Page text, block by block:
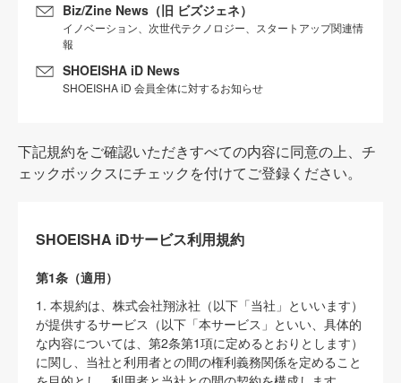
Biz/Zine News（旧 ビズジェネ）
イノベーション、次世代テクノロジー、スタートアップ関連情
報
SHOEISHA iD News
SHOEISHA iD 会員全体に対するお知らせ
下記規約をご確認いただきすべての内容に同意の上、チ
ェックボックスにチェックを付けてご登録ください。
SHOEISHA iDサービス利用規約
第1条（適用）
1. 本規約は、株式会社翔泳社（以下「当社」といいます）
が提供するサービス（以下「本サービス」といい、具体的
な内容については、第2条第1項に定めるとおりとします）
に関し、当社と利用者との間の権利義務関係を定めること